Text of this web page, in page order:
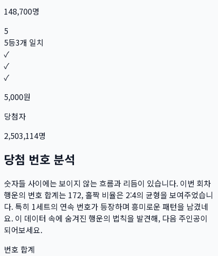
148,700명
5
5등3개 일치
✓
✓
✓
5,000원
당첨자
2,503,114명
당첨 번호 분석
숫자들 사이에는 보이지 않는 흐름과 리듬이 있습니다. 이번 회차
행운의 번호 합계는 172, 홀짝 비율은 2:4의 균형을 보여주었습니
다. 특히 1세트의 연속 번호가 등장하며 흥미로운 패턴을 남겼네
요. 이 데이터 속에 숨겨진 행운의 법칙을 발견해, 다음 주인공이
되어보세요.
번호 합계